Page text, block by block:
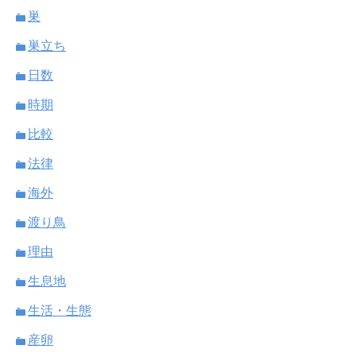
巣
巣立ち
日数
時期
比較
法律
海外
渡り鳥
理由
生息地
生活・生態
産卵